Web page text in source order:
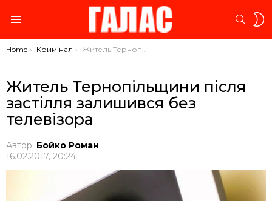
You are here:
Home Кримінал Житель Тернопільщини після застілля залишився без телевізора
Житель Тернопільщини після
застілля залишився без
телевізора
Автор: Бойко Роман
16.02.2017, 20:24